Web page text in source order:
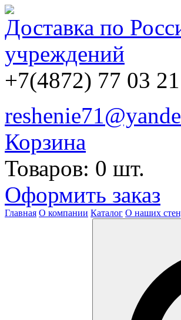
Доставка по
учреждений
+7(4872) 77 03 21
Корзина
Товаров: 0 шт.
Оформить заказ
Главная О компании Каталог О наших